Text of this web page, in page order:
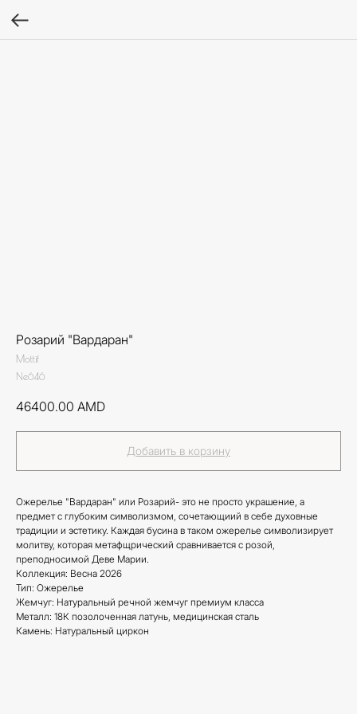
Розарий "Вардаран"
Mottif
Ne646
46400.00 AMD
Добавить в корзину
Ожерелье "Вардаран" или Розарий- это не просто украшение, а
предмет с глубоким символизмом, сочетающиий в себе духовные
традиции и эстетику. Каждая бусина в таком ожерелье символизирует
молитву, которая метафщрический сравнивается с розой,
преподносимой Деве Марии.
Коллекция: Весна 2026
Тип: Ожерелье
Жемчуг: Натуральный речной жемчуг премиум класса
Металл: 18К позолоченная латунь, медицинская сталь
Камень: Натуральный циркон